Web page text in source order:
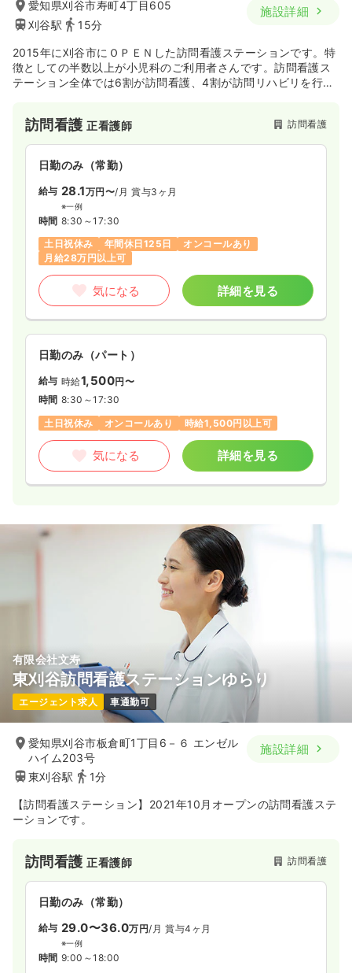
愛知県刈谷市寿町4丁目605
刈谷駅
15分
施設詳細
2015年に刈谷市にＯＰＥＮした訪問看護ステーションです。特
徴としての半数以上が小児科のご利用者さんです。訪問看護ス
テーション全体では6割が訪問看護、4割が訪問リハビリを行な
訪問看護正看護師 訪問看護
日勤のみ（常勤）
給与 28.1万円〜/月 賞与3ヶ月
※一例
時間 8:30～17:30
土日祝休み
年間休日125日
オンコールあり
月給28万円以上可
気になる 詳細を見る
日勤のみ（パート）
給与 時給1,500円〜
時間 8:30～17:30
土日祝休み
オンコールあり 時給1,500円以上可
気になる 詳細を見る
有限会社文寿
東刈谷訪問看護ステーションゆらり
エージェント求人 車通勤可
愛知県刈谷市板倉町1丁目6－６ エンゼル
ハイム203号
東刈谷駅
1分
施設詳細
【訪問看護ステーション】2021年10月オープンの訪問看護ステ
ーションです。
訪問看護正看護師 訪問看護
日勤のみ（常勤）
給与 29.0〜36.0万円/月 賞与4ヶ月
※一例
時間 9:00～18:00